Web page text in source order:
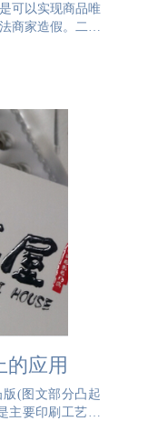
可以实现商品唯
商家造假。二维
只需手机扫一扫
的应用
版(图文部分凸起
主要印刷工艺之